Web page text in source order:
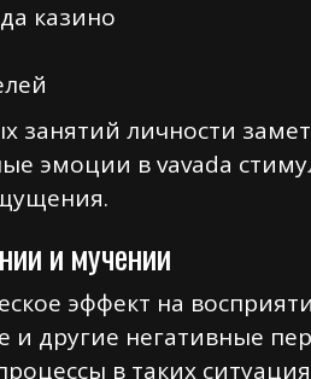
казино
занятий личности
эмоции в vavada
и мучении
эффект на
и другие негативные
в таких